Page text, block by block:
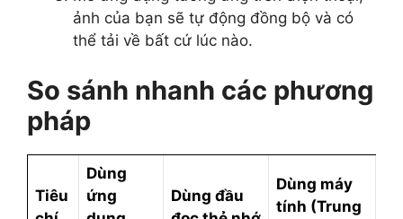
ảnh của bạn sẽ tự động đồng bộ và có
thể tải về bất cứ lúc nào.
So sánh nhanh các phương
pháp
Tiêu
Dùng
ứng
Dùng đầu
Dùng máy
tính (Trung